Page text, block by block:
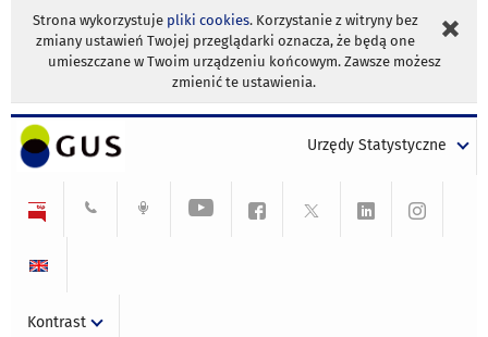
Strona wykorzystuje pliki cookies. Korzystanie z witryny bez
zmiany ustawień Twojej przeglądarki oznacza, że będą one
umieszczane w Twoim urządzeniu końcowym. Zawsze możesz
zmienić te ustawienia.
Urzędy Statystyczne
Kontrast